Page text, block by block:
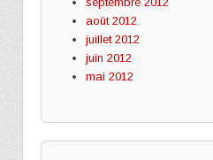
août 2012
juillet 2012
juin 2012
mai 2012